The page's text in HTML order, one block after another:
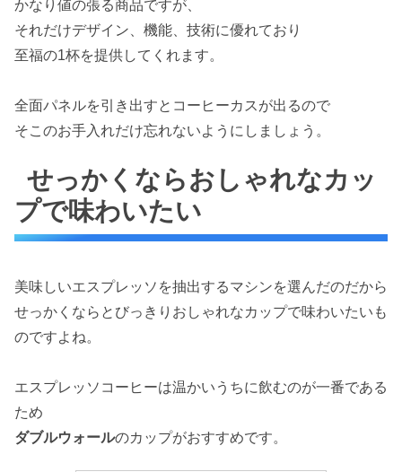
かなり値の張る商品ですが、
それだけデザイン、機能、技術に優れており
至福の1杯を提供してくれます。
全面パネルを引き出すとコーヒーカスが出るので
そこのお手入れだけ忘れないようにしましょう。
せっかくならおしゃれなカッ
プで味わいたい
美味しいエスプレッソを抽出するマシンを選んだのだから
せっかくならとびっきりおしゃれなカップで味わいたいも
のですよね。
エスプレッソコーヒーは温かいうちに飲むのが一番である
ため
ダブルウォールのカップがおすすめです。